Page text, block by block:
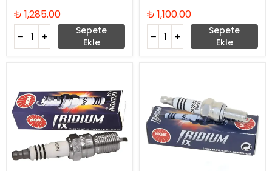
₺ 1,285.00
Sepete
Ekle
₺ 1,100.00
Sepete
Ekle